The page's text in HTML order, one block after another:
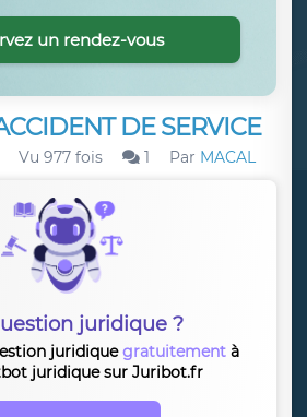
DE SERVICE
Vu 977 fois 1 Par MACAL
juridique ?
juridiquegratuitement à
juridique sur Juribot.fr
un rendez-vous